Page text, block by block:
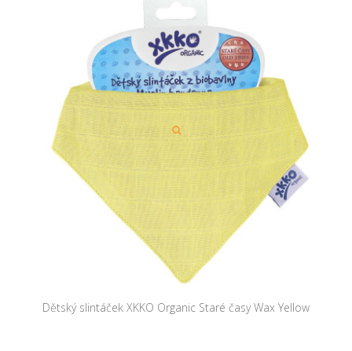
Dětský slintáček XKKO Organic Staré časy Wax Yellow